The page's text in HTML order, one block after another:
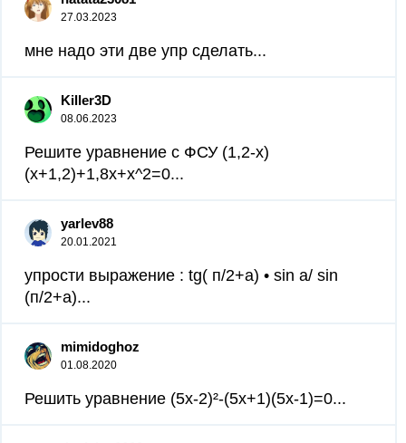
27.03.2023
мне надо эти две упр сделать​...
Killer3D
08.06.2023
Решите уравнение с ФСУ (1,2-х)
(х+1,2)+1,8х+х^2=0...
yarlev88
20.01.2021
упрости выражение : tg( п/2+а) • sin a/ sin
(п/2+а)...
mimidoghoz
01.08.2020
Решить уравнение (5x-2)²-(5x+1)(5x-1)=0​...